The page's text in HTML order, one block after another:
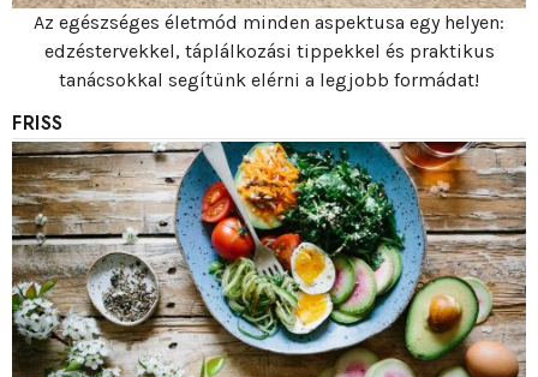
Az egészséges életmód minden aspektusa egy helyen:
edzéstervekkel, táplálkozási tippekkel és praktikus
tanácsokkal segítünk elérni a legjobb formádat!
FRISS